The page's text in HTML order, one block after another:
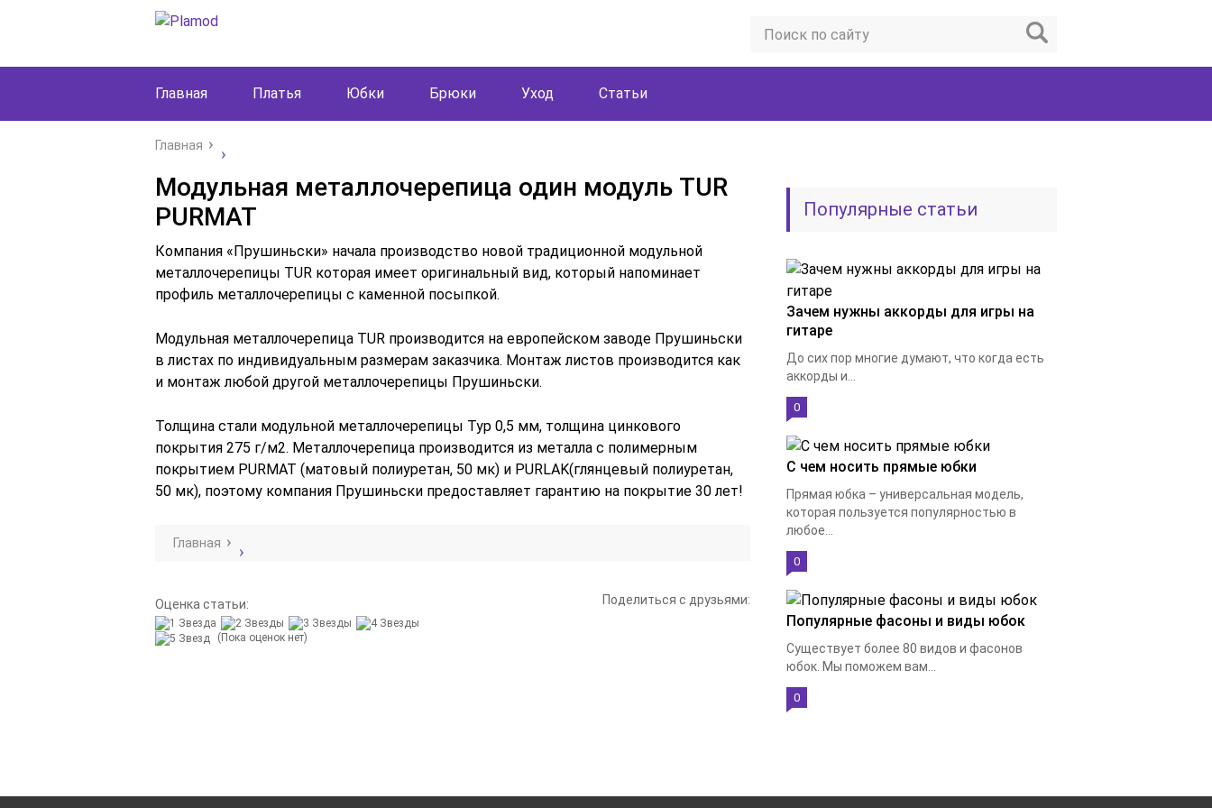
Главная Платья Юбки Брюки Уход Статьи
Главная
Модульная металлочерепица один модуль TUR
PURMAT
Компания «Прушиньски» начала производство новой традиционной модульной
металлочерепицы TUR которая имеет оригинальный вид, который напоминает
профиль металлочерепицы с каменной посыпкой.
Модульная металлочерепица TUR производится на европейском заводе Прушиньски
в листах по индивидуальным размерам заказчика. Монтаж листов производится как
и монтаж любой другой металлочерепицы Прушиньски.
Толщина стали модульной металлочерепицы Тур 0,5 мм, толщина цинкового
покрытия 275 г/м2. Металлочерепица производится из металла с полимерным
покрытием PURMAT (матовый полиуретан, 50 мк) и PURLAK(глянцевый полиуретан,
50 мк), поэтому компания Прушиньски предоставляет гарантию на покрытие 30 лет!
Главная
Оценка статьи:
(Пока оценок нет)
Поделиться с друзьями:
Популярные статьи
Зачем нужны аккорды для игры на
гитаре
До сих пор многие думают, что когда есть
аккорды и...
0
С чем носить прямые юбки
Прямая юбка – универсальная модель,
которая пользуется популярностью в
любое...
0
Популярные фасоны и виды юбок
Существует более 80 видов и фасонов
юбок. Мы поможем вам...
0